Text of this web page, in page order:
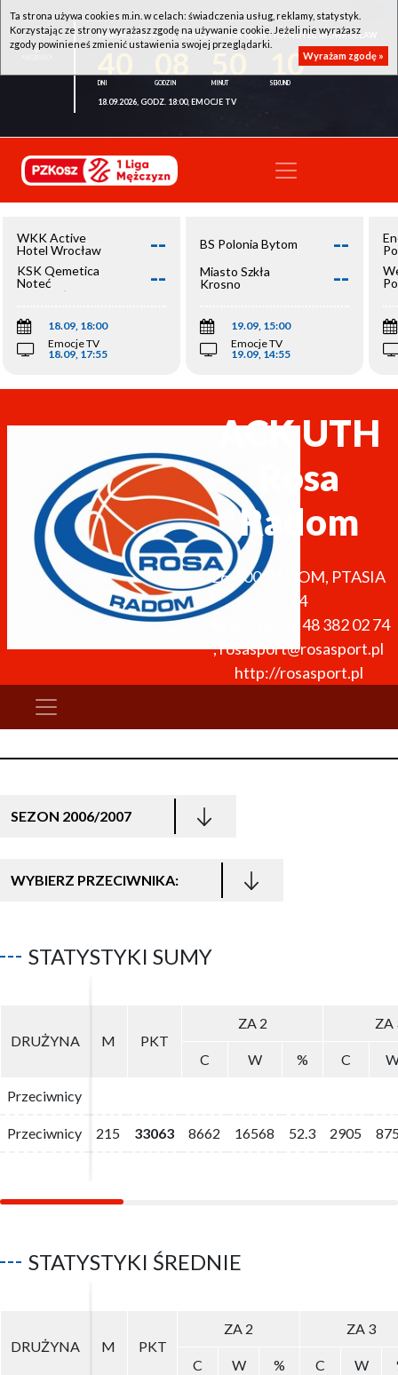
WKK ACTIVE HOTEL WROCŁAW - KSK QEMETICA NOTEĆ INOWROCŁAW
09
18.09.2026, GODZ. 18:00, EMOCJE TV
WKK Active
Hotel Wrocław
--
KSK Qemetica
Noteć
Inowrocław
--
18.09, 18:00
Emocje TV
18.09, 17:55
BS Polonia Bytom --
Miasto Szkła
Krosno
--
19.09, 15:00
Emocje TV
19.09, 14:55
ACK UTH
Rosa
Radom
26-600RADOM, PTASIA
14
48 382 02 74
,rosasport@rosasport.pl
http://rosasport.pl
SEZON 2006/2007
WYBIERZ PRZECIWNIKA:
STATYSTYKI SUMY
DRUŻYNA M PKT
ZA 2 ZA
C W % C
Przeciwnicy
Przeciwnicy 215 33063 8662 16568 52.3 2905
DRUŻYNA M PKT
ZA 2 ZA
C W % C
Przeciwnicy
Przeciwnicy 215 33063 8662 16568 52.3 2905
STATYSTYKI ŚREDNIE
DRUŻYNA M PKT
ZA 2 ZA 3
C W % C W
DRUŻYNA M PKT
ZA 2 ZA 3
C W % C W
Ta strona używa cookies m.in. w celach: świadczenia usług, reklamy, statystyk.
Korzystając ze strony wyrażasz zgodę na używanie cookie. Jeżeli nie wyrażasz
zgody powinieneś zmienić ustawienia swojej przeglądarki.
Wyrażam zgodę »